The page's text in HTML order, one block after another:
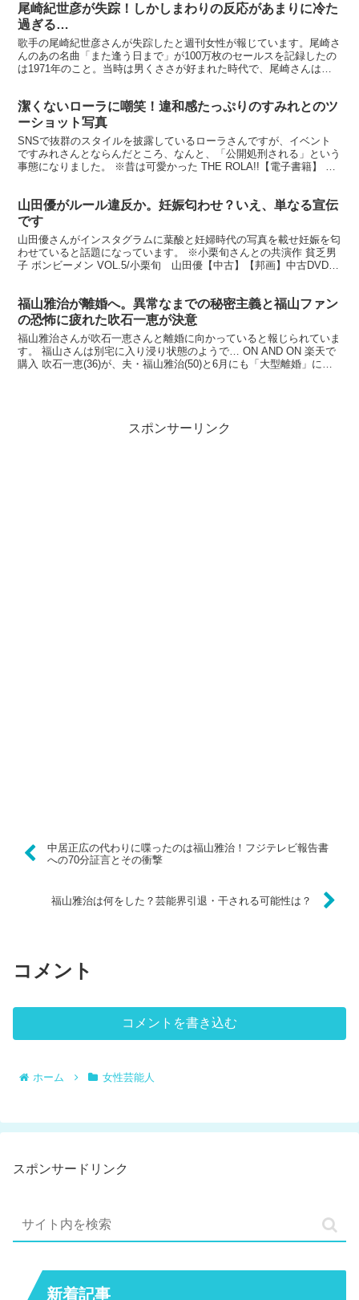
尾崎紀世彦が失踪！しかしまわりの反応があまりに冷た
過ぎる…
歌手の尾崎紀世彦さんが失踪したと週刊女性が報じています。尾崎さ
んのあの名曲「また逢う日まで」が100万枚のセールスを記録したの
は1971年のこと。当時は男くささが好まれた時代で、尾崎さんはダ
潔くないローラに嘲笑！違和感たっぷりのすみれとのツ
ーショット写真
SNSで抜群のスタイルを披露しているローラさんですが、イベント
ですみれさんとならんだところ、なんと、「公開処刑される」という
事態になりました。 ※昔は可愛かった THE ROLA!!【電子書籍】 楽
山田優がルール違反か。妊娠匂わせ？いえ、単なる宣伝
です
山田優さんがインスタグラムに葉酸と妊婦時代の写真を載せ妊娠を匂
わせていると話題になっています。 ※小栗旬さんとの共演作 貧乏男
子 ボンビーメン VOL.5/小栗旬 山田優【中古】【邦画】中古DVD
福山雅治が離婚へ。異常なまでの秘密主義と福山ファン
の恐怖に疲れた吹石一恵が決意
福山雅治さんが吹石一恵さんと離婚に向かっていると報じられていま
す。 福山さんは別宅に入り浸り状態のようで… ON AND ON 楽天で
購入 吹石一恵(36)が、夫・福山雅治(50)と6月にも「大型離婚」に踏
スポンサーリンク
中居正広の代わりに喋ったのは福山雅治！フジテレビ報告書
への70分証言とその衝撃
福山雅治は何をした？芸能界引退・干される可能性は？
コメント
コメントを書き込む
ホーム 女性芸能人
スポンサードリンク
新着記事